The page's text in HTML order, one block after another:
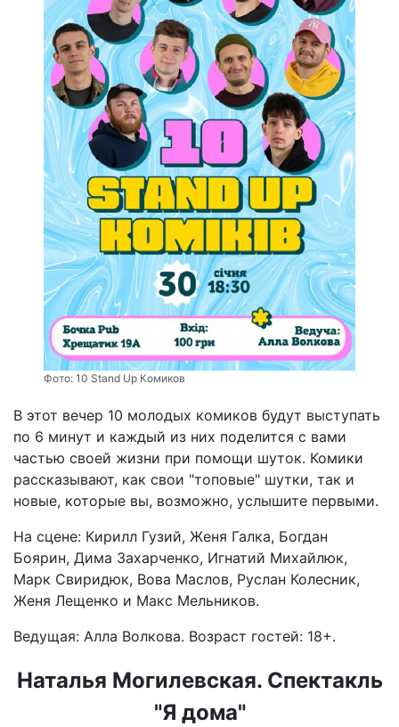
Фото: 10 Stand Up Комиков
В этот вечер 10 молодых комиков будут выступать
по 6 минут и каждый из них поделится с вами
частью своей жизни при помощи шуток. Комики
рассказывают, как свои "топовые" шутки, так и
новые, которые вы, возможно, услышите первыми.
На сцене: Кирилл Гузий, Женя Галка, Богдан
Боярин, Дима Захарченко, Игнатий Михайлюк,
Марк Свиридюк, Вова Маслов, Руслан Колесник,
Женя Лещенко и Макс Мельников.
Ведущая: Алла Волкова. Возраст гостей: 18+.
Наталья Могилевская. Спектакль
"Я дома"